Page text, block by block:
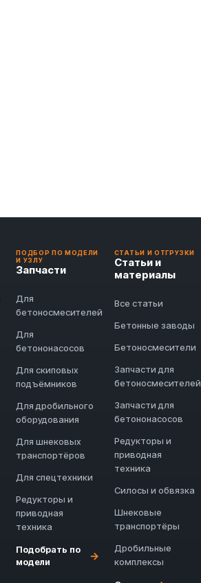
ПОДБОР ПО МОДЕЛИ
И УЗЛУ
Запчасти
Для
бетоносмесителей
Для
бетононасосов
Для скиповых
подъёмников
Для дробильного
оборудования
Для шнековых
транспортёров
Для спецтехники
Редукторы и
приводная
техника
Подобрать по
модели
→
СТАТЬИ И ОТГРУЗКИ
Статьи и
материалы
Все статьи
Бетонные заводы
Бетоносмесители
Запчасти для
бетоносмесителей
Запчасти для
бетононасосов
Редукторы и
приводная
техника
Силосы и обвязка
Шнековые
транспортёры
Дробильные
комплексы